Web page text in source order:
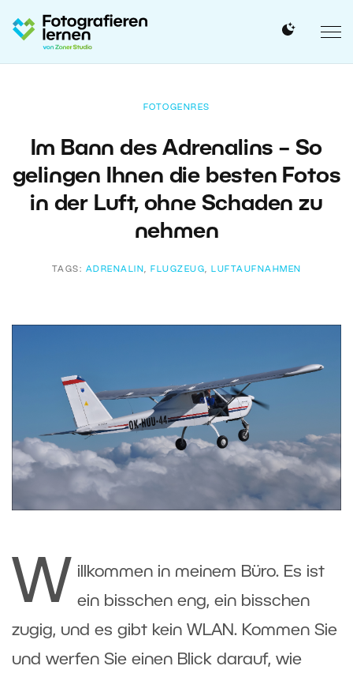
FOTOGENRES
Im Bann des Adrenalins – So
gelingen Ihnen die besten Fotos
in der Luft, ohne Schaden zu
nehmen
TAGS: ADRENALIN , FLUGZEUG, LUFTAUFNAHMEN
W illkommen in meinem Büro. Es ist
ein bisschen eng, ein bisschen
zugig, und es gibt kein WLAN. Kommen Sie
und werfen Sie einen Blick darauf, wie